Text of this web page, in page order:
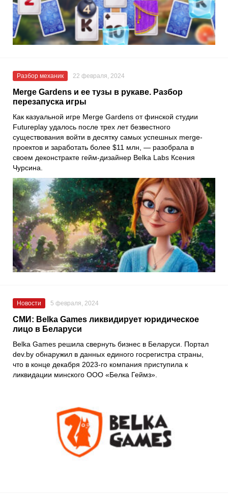
Разбор механик 22 февраля, 2024
Merge Gardens и ее тузы в рукаве. Разбор
перезапуска игры
Как казуальной игре Merge Gardens от финской студии
Futureplay удалось после трех лет безвестного
существования войти в десятку самых успешных merge-
проектов и заработать более $11 млн, — разобрала в
своем деконстракте гейм-дизайнер Belka Labs Ксения
Чурсина.
Новости 5 февраля, 2024
СМИ: Belka Games ликвидирует юридическое
лицо в Беларуси
Belka Games решила свернуть бизнес в Беларуси. Портал
dev.by обнаружил в данных единого госрегистра страны,
что в конце декабря 2023-го компания приступила к
ликвидации минского ООО «Белка Геймз».